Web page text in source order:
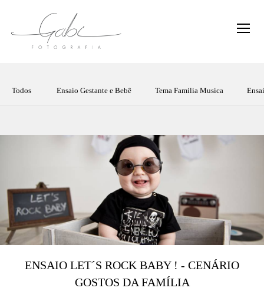
Todos Ensaio Gestante e Bebê Tema Familia Musica
ENSAIO LET´S ROCK BABY ! - CENÁRIO
GOSTOS DA FAMÍLIA